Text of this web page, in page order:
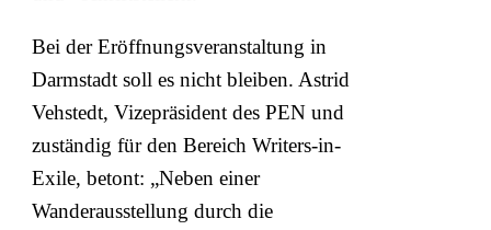
Bei der Eröffnungsveranstaltung in
Darmstadt soll es nicht bleiben. Astrid
Vehstedt, Vizepräsident des PEN und
zuständig für den Bereich Writers-in-
Exile, betont: „Neben einer
Wanderausstellung durch die